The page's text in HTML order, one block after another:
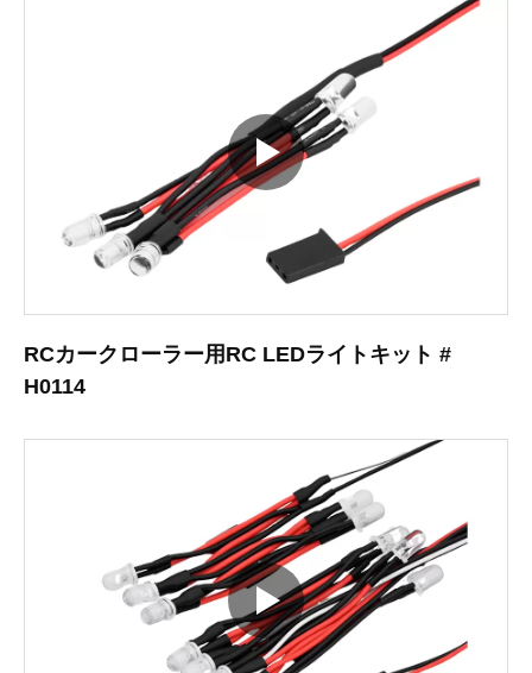
RCカークローラー用RC LEDライトキット #
H0114